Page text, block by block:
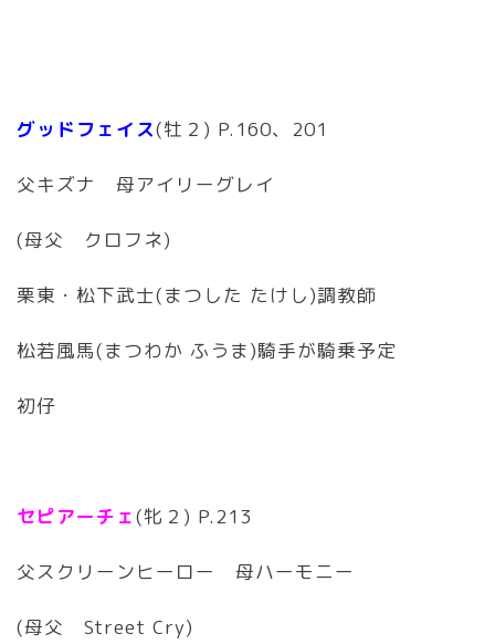
グッドフェイス(牡２) P.160、201
父キズナ 母アイリーグレイ
(母父 クロフネ)
栗東・松下武士(まつした たけし)調教師
松若風馬(まつわか ふうま)騎手が騎乗予定
初仔
セピアーチェ(牝２) P.213
父スクリーンヒーロー 母ハーモニー
(母父 Street Cry)